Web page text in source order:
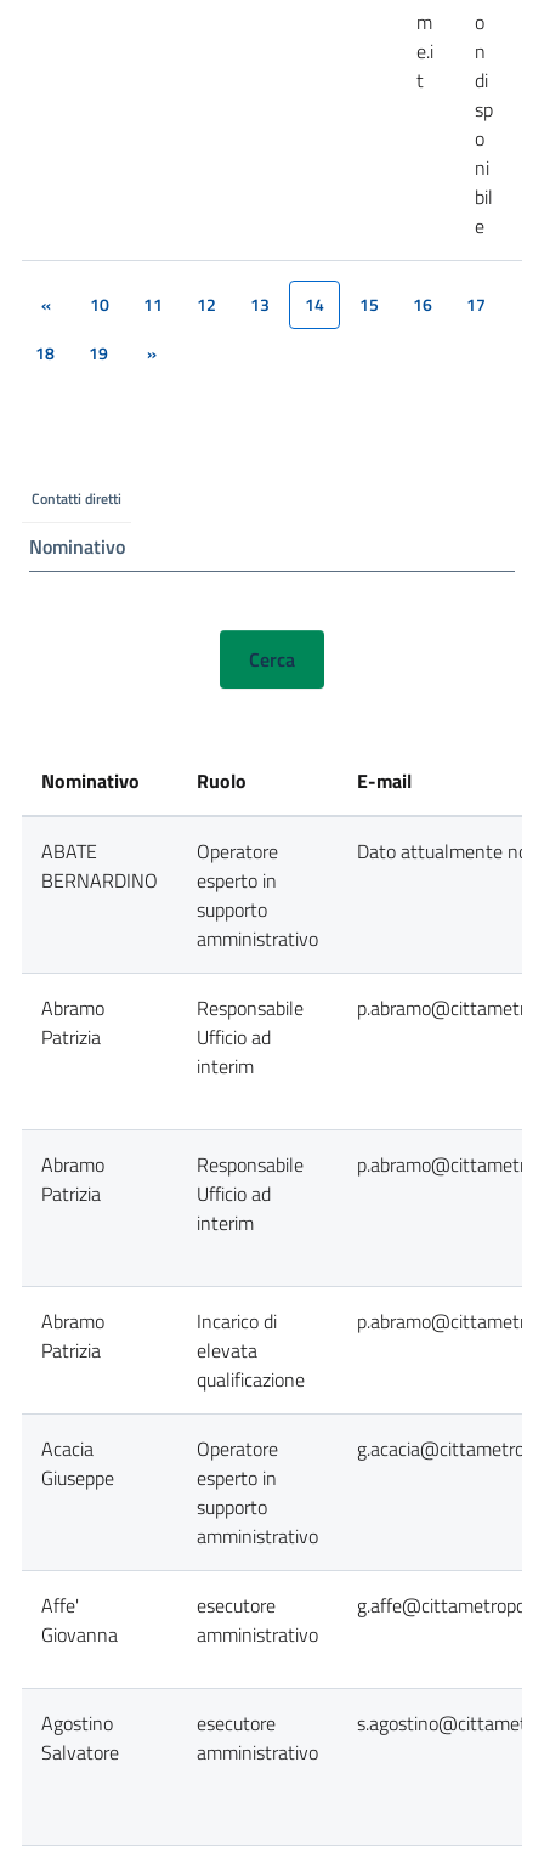
m
e.i
t
o
n
di
sp
o
ni
bil
e
« 10 11 12 13 14(current)
15 16
17
18
19 »
Contatti diretti
Nominativo
Nominativo Ruolo E-mail
ABATE
BERNARDINO
Operatore
esperto in
supporto
amministrativo
Dato attualmente non
Abramo
Patrizia
Responsabile
Ufficio ad
interim
Abramo
Patrizia
Responsabile
Ufficio ad
interim
Abramo
Patrizia
Incarico di
elevata
qualificazione
Acacia
Giuseppe
Operatore
esperto in
supporto
amministrativo
Affe'
Giovanna
esecutore
amministrativo
Agostino
Salvatore
esecutore
amministrativo